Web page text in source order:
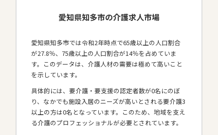
愛知県知多市の介護求人市場
愛知県知多市では令和2年時点で65歳以上の人口割合
が27.8％、75歳以上の人口割合が14％を占めていま
す。このデータは、介護人材の需要は極めて高いこと
を示しています。
具体的には、要介護・要支援の認定者数が0名にのぼ
り、なかでも施設入居のニーズが高いとされる要介護3
以上の方は0名となっています。このため、地域を支え
る介護のプロフェッショナルが必要とされています。​